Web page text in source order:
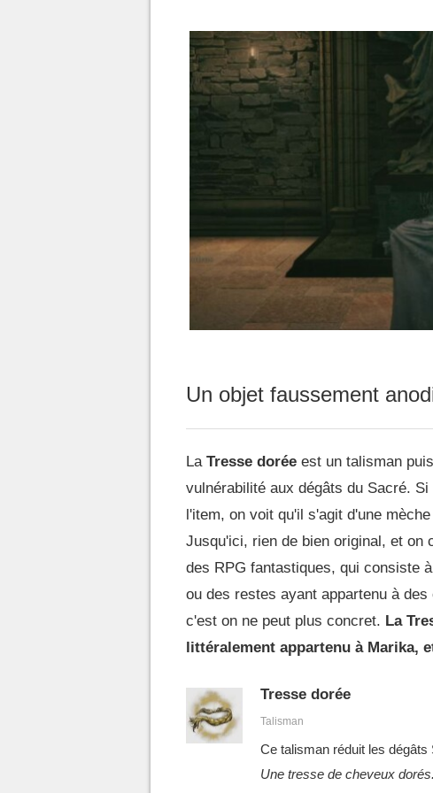
Un objet faussement
La Tresse dorée est un talisman
vulnérabilité aux dégâts du Sacré.
l'item, on voit qu'il s'agit d'une
Jusqu'ici, rien de bien original, et on
des RPG fantastiques, qui consiste
ou des restes ayant appartenu à
c'est on ne peut plus concret. La
littéralement appartenu à Marika,
Tresse dorée
Talisman
Ce talisman réduit les
Une tresse de cheveux